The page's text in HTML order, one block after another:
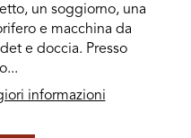
un soggiorno, una
e macchina da
e doccia. Presso
informazioni